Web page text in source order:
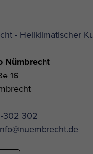
Nümbrecht
16
302 302